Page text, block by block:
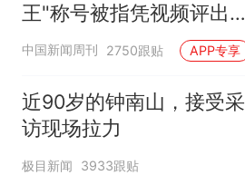
王"称号被指凭视频评出
官方回应
中国新闻周刊 2750跟贴 APP专享
近90岁的钟南山，接受采
访现场拉力
极目新闻 3933跟贴